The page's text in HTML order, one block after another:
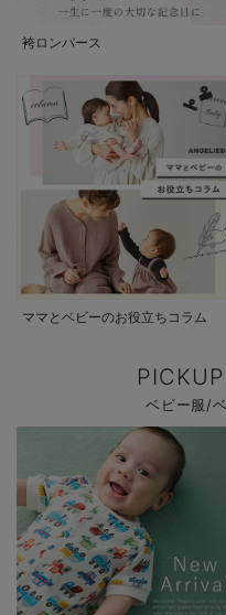
袴ロンパース
ママとベビーのお役立ちコラム
ベビー服/